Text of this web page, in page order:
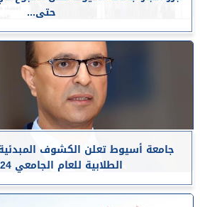
حتى...
جامعة أسيوط تعلن الكشوف المبدئية
الطلابية للعام الجامعي 2024 /2025